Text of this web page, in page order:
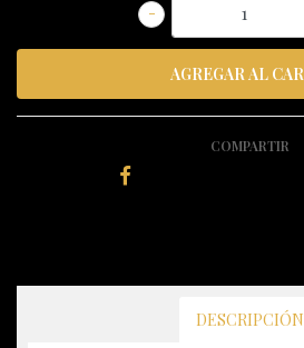
-
COMPARTIR
DESCRIPCIÓN